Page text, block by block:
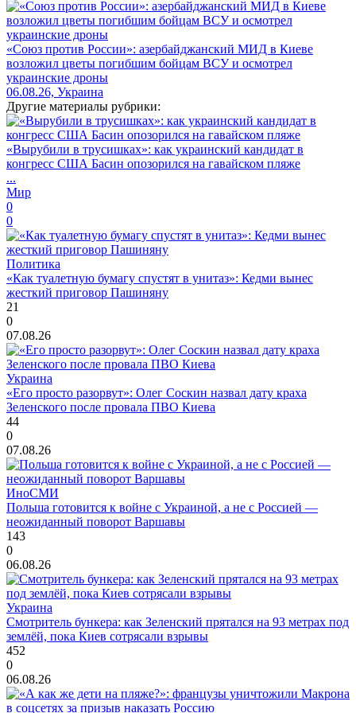
«Союз против России»: азербайджанский МИД в Киеве
возложил цветы погибшим бойцам ВСУ и осмотрел
украинские дроны
06.08.26, Украина
Другие материалы рубрики:
«Вырубили в трусишках»: как украинский кандидат в
конгресс США Басин опозорился на гавайском пляже
...
Мир
0
0
Политика
«Как туалетную бумагу спустят в унитаз»: Кедми вынес
жесткий приговор Пашиняну
21
0
07.08.26
Украина
«Его просто разорвут»: Олег Соскин назвал дату краха
Зеленского после провала ПВО Киева
44
0
07.08.26
ИноСМИ
Польша готовится к войне с Украиной, а не с Россией —
неожиданный поворот Варшавы
143
0
06.08.26
Украина
Смотритель бункера: как Зеленский прятался на 93 метрах под
землёй, пока Киев сотрясали взрывы
452
0
06.08.26